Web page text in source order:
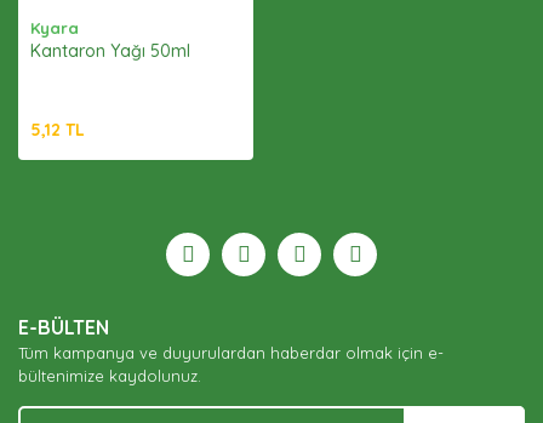
Kyara
Kantaron Yağı 50ml
5,12 TL
E-BÜLTEN
Tüm kampanya ve duyurulardan haberdar olmak için e-
bültenimize kaydolunuz.